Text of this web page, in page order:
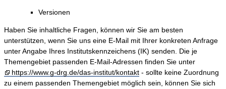
Versionen
Haben Sie inhaltliche Fragen, können wir Sie am besten
unterstützen, wenn Sie uns eine E-Mail mit Ihrer konkreten Anfrage
unter Angabe Ihres Institutskennzeichens (IK) senden. Die je
Themengebiet passenden E-Mail-Adressen finden Sie unter
https://www.g-drg.de/das-institut/kontakt - sollte keine Zuordnung
zu einem passenden Themengebiet möglich sein, können Sie sich